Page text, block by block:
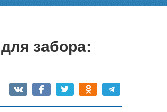
забора: